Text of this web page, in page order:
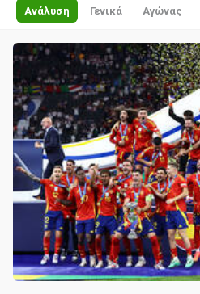
Ανάλυση Γενικά Αγώνας